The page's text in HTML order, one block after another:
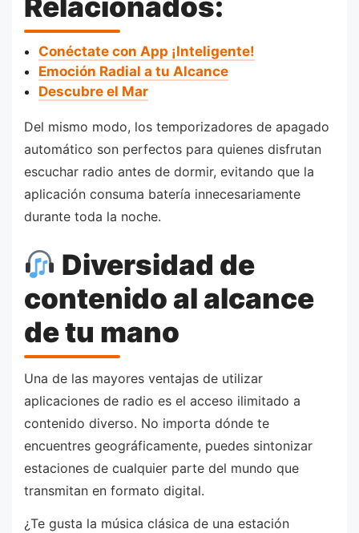
Relacionados:
Conéctate con App ¡Inteligente!
Emoción Radial a tu Alcance
Descubre el Mar
Del mismo modo, los temporizadores de apagado
automático son perfectos para quienes disfrutan
escuchar radio antes de dormir, evitando que la
aplicación consuma batería innecesariamente
durante toda la noche.
Diversidad de
contenido al alcance
de tu mano
Una de las mayores ventajas de utilizar
aplicaciones de radio es el acceso ilimitado a
contenido diverso. No importa dónde te
encuentres geográficamente, puedes sintonizar
estaciones de cualquier parte del mundo que
transmitan en formato digital.
¿Te gusta la música clásica de una estación